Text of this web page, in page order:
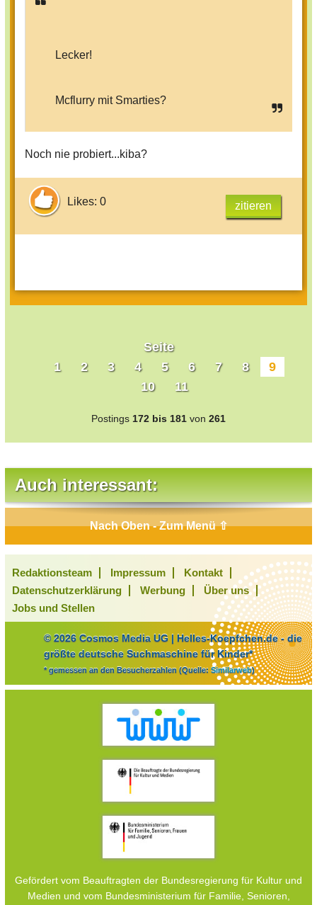
Lecker!
Mcflurry mit Smarties?
Noch nie probiert...kiba?
Likes: 0 zitieren
Seite
1
2 3 4 5 6 7 8
9
10
11
Postings 172 bis 181 von 261
Auch interessant:
Nach Oben - Zum Menü ⇧
Redaktionsteam Impressum
Kontakt
Datenschutzerklärung
Werbung
Über uns
Jobs und Stellen
© 2026 Cosmos Media UG | Helles-Koepfchen.de - die
größte deutsche Suchmaschine für Kinder*
* gemessen an den Besucherzahlen (Quelle: Similarweb)
Gefördert vom Beauftragten der Bundesregierung für Kultur und
Medien und vom Bundesministerium für Familie, Senioren,